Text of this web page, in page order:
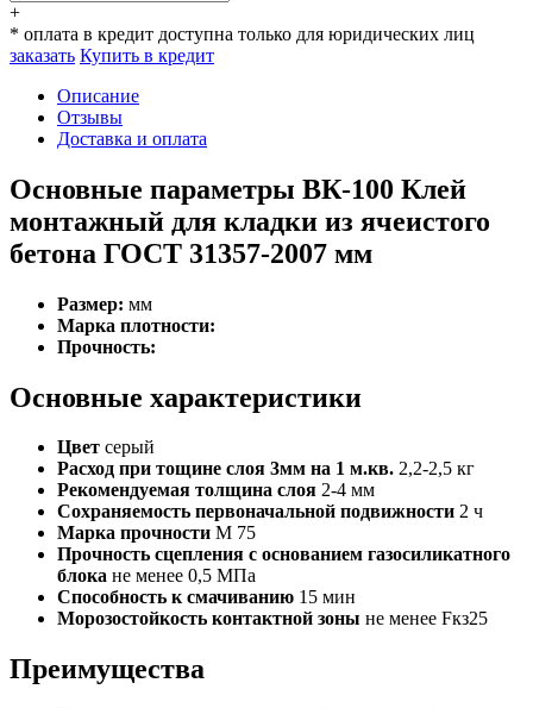
+
* оплата в кредит доступна только для юридических лиц
заказать Купить в кредит
Описание
Отзывы
Доставка и оплата
Основные параметры ВК-100 Клей
монтажный для кладки из ячеистого
бетона ГОСТ 31357-2007 мм
Размер: мм
Марка плотности:
Прочность:
Основные характеристики
Цвет серый
Расход при тощине слоя 3мм на 1 м.кв. 2,2-2,5 кг
Рекомендуемая толщина слоя 2-4 мм
Сохраняемость первоначальной подвижности 2 ч
Марка прочности М 75
Прочность сцепления с основанием газосиликатного
блока не менее 0,5 МПа
Способность к смачиванию 15 мин
Морозостойкость контактной зоны не менее Fкз25
Преимущества